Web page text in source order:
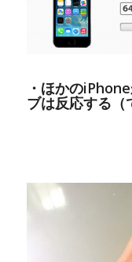
・ほかの
ブは反応する（